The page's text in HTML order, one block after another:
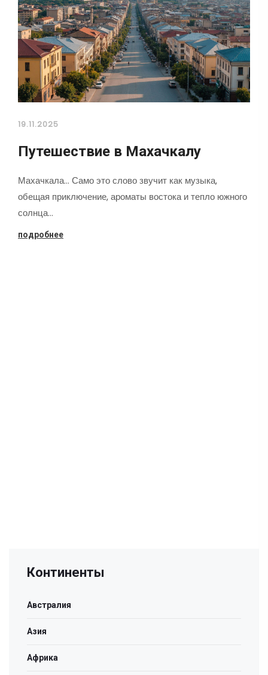
19.11.2025
Путешествие в Махачкалу
Махачкала... Само это слово звучит как музыка,
обещая приключение, ароматы востока и тепло южного
солнца…
подробнее
Континенты
Австралия
Азия
Африка